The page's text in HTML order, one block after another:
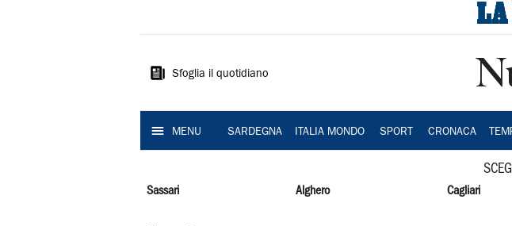
Sardegna
Sfoglia il quotidiano
MENU SARDEGNA ITALIA MONDO SPORT CRONACA
Sassari Alghero Cagliari